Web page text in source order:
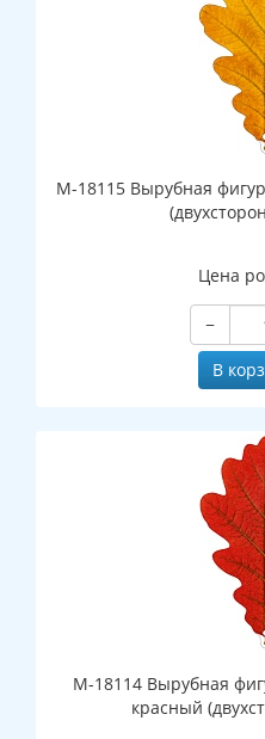
М-18115 Вырубная
Цена
−
В
М-18114 Вырубная
красный